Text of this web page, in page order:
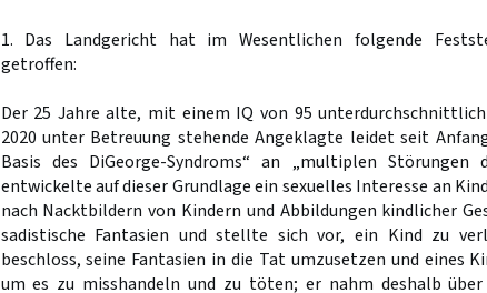
1. Das Landgericht hat im Wesentlichen folgende
getroffen:
Der 25 Jahre alte, mit einem IQ von 95
2020 unter Betreuung stehende Angeklagte leidet seit
Basis des DiGeorge-Syndroms“ an „multiplen Störungen
entwickelte auf dieser Grundlage ein sexuelles Interesse an
nach Nacktbildern von Kindern und Abbildungen kindlicher
sadistische Fantasien und stellte sich vor, ein Kind zu
beschloss, seine Fantasien in die Tat umzusetzen und eines
um es zu misshandeln und zu töten; er nahm deshalb